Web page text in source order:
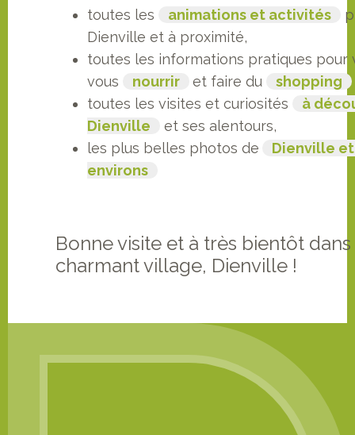
toutes les animations et activités
Dienville et à proximité,
toutes les informations pratiques pour
vous
nourrir et faire du
shopping
toutes les visites et curiosités
à
Dienville
et ses alentours,
les plus belles photos de
Dienville
environs
Bonne visite et à très bientôt
charmant village, Dienville !